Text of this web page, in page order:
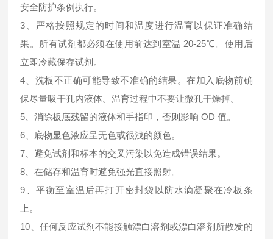
安全防护条例执行。
3、严格按照规定的时间和温度进行温育以保证准确结
果。所有试剂都必须在使用前达到室温 20-25℃。使用后
立即冷藏保存试剂。
4、洗板不正确可能导致不准确的结果。在加入底物前确
保尽量吸干孔内液体。温育过程中不要让微孔干燥掉。
5、消除板底残留的液体和手指印，否则影响 OD 值。
6、底物显色液应呈无色或很浅的颜色。
7、避免试剂和标本的交叉污染以免造成错误结果。
8、在储存和温育时避免强光直接照射。
9、平衡至室温后再打开密封袋以防水滴凝聚在冷板条
上。
10、任何反应试剂不能接触漂白溶剂或漂白溶剂所散发的